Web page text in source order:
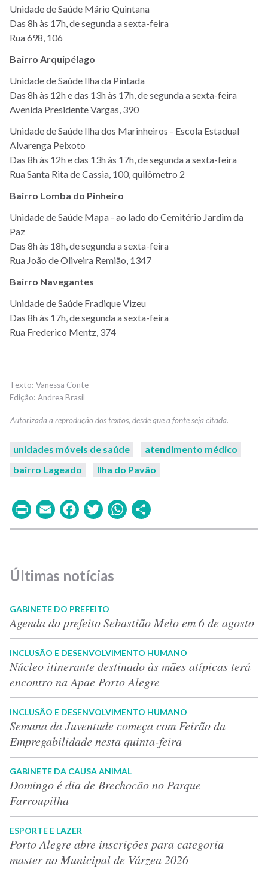
Unidade de Saúde Mário Quintana
Das 8h às 17h, de segunda a sexta-feira
Rua 698, 106
Bairro Arquipélago
Unidade de Saúde Ilha da Pintada
Das 8h às 12h e das 13h às 17h, de segunda a sexta-feira
Avenida Presidente Vargas, 390
Unidade de Saúde Ilha dos Marinheiros - Escola Estadual
Alvarenga Peixoto
Das 8h às 12h e das 13h às 17h, de segunda a sexta-feira
Rua Santa Rita de Cassia, 100, quilômetro 2
Bairro Lomba do Pinheiro
Unidade de Saúde Mapa - ao lado do Cemitério Jardim da
Paz
Das 8h às 18h, de segunda a sexta-feira
Rua João de Oliveira Remião, 1347
Bairro Navegantes
Unidade de Saúde Fradique Vizeu
Das 8h às 17h, de segunda a sexta-feira
Rua Frederico Mentz, 374
Vanessa Conte
Andrea Brasil
unidades móveis de saúde
atendimento médico
bairro Lageado
Ilha do Pavão
PrintEmailFacebook
TwitterWhatsApp
Últimas notícias
GABINETE DO PREFEITO
Agenda do prefeito Sebastião Melo em 6 de agosto
INCLUSÃO E DESENVOLVIMENTO HUMANO
Núcleo itinerante destinado às mães atípicas terá
encontro na Apae Porto Alegre
INCLUSÃO E DESENVOLVIMENTO HUMANO
Semana da Juventude começa com Feirão da
Empregabilidade nesta quinta-feira
GABINETE DA CAUSA ANIMAL
Domingo é dia de Brechocão no Parque
Farroupilha
ESPORTE E LAZER
Porto Alegre abre inscrições para categoria
master no Municipal de Várzea 2026